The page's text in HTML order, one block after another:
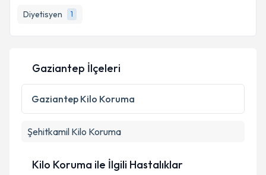
Diyetisyen
1
Gaziantep İlçeleri
Gaziantep Kilo Koruma
Şehitkamil Kilo Koruma
Kilo Koruma ile İlgili Hastalıklar